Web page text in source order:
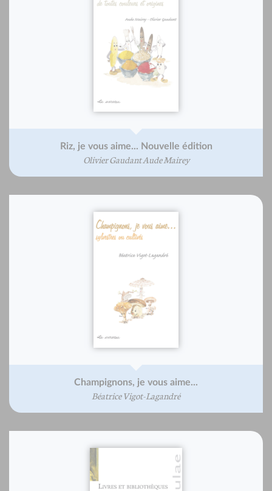
Riz, je vous aime... Nouvelle édition
Olivier Gaudant Aude Mairey
Champignons, je vous aime...
Béatrice Vigot-Lagandré